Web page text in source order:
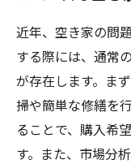
近年、空き家の問
する際には、通常
が存在します。ま
掃や簡単な修繕を
ることで、購入希
す。また、市場分